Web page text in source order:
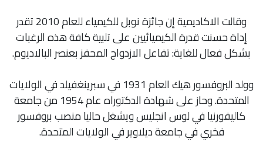
وقالت الاكاديمية إن جائزة نوبل للكيمياء للعام 2010 تقدر
إداة حسنت قدرة الكيميائيين على تلبية كافة هذه الرغبات
بشكل فعال للغاية: تفاعل الازدواج المحفز بعنصر البالاديوم.
وولد البروفسور هيك العام 1931 في سبرينغفيلد في الولايات
المتحدة. وحاز على شهادة الدكتوراه عام 1954 من جامعة
كاليفورنيا في لوس انجليس ويشغل حاليا منصب بروفسور
فخري في جامعة ديلاوير في الولايات المتحدة.